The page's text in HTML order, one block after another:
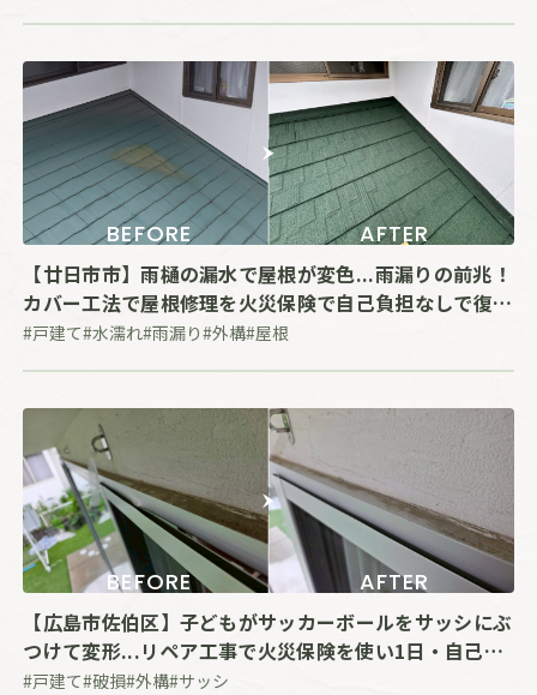
BEFORE AFTER
【廿日市市】雨樋の漏水で屋根が変色...雨漏りの前兆！
カバー工法で屋根修理を火災保険で自己負担なしで復旧
した事例
#戸建て#水濡れ#雨漏り#外構#屋根
BEFORE AFTER
【広島市佐伯区】子どもがサッカーボールをサッシにぶ
つけて変形...リペア工事で火災保険を使い1日・自己負
担なしで復旧した事例
#戸建て#破損#外構#サッシ